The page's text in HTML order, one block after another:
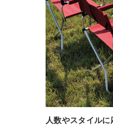
人数やスタイル